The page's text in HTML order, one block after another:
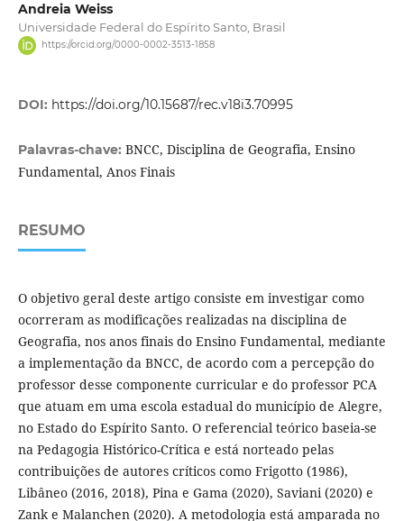
Andreia Weiss
Universidade Federal do Espírito Santo, Brasil
https://orcid.org/0000-0002-3513-1858
DOI: https://doi.org/10.15687/rec.v18i3.70995
Palavras-chave: BNCC, Disciplina de Geografia, Ensino
Fundamental, Anos Finais
RESUMO
O objetivo geral deste artigo consiste em investigar como
ocorreram as modificações realizadas na disciplina de
Geografia, nos anos finais do Ensino Fundamental, mediante
a implementação da BNCC, de acordo com a percepção do
professor desse componente curricular e do professor PCA
que atuam em uma escola estadual do município de Alegre,
no Estado do Espírito Santo. O referencial teórico baseia-se
na Pedagogia Histórico-Crítica e está norteado pelas
contribuições de autores críticos como Frigotto (1986),
Libâneo (2016, 2018), Pina e Gama (2020), Saviani (2020) e
Zank e Malanchen (2020). A metodologia está amparada no